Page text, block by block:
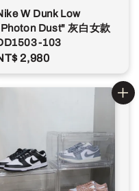
W Dunk Low
Dust" 灰白女款
103
2,980